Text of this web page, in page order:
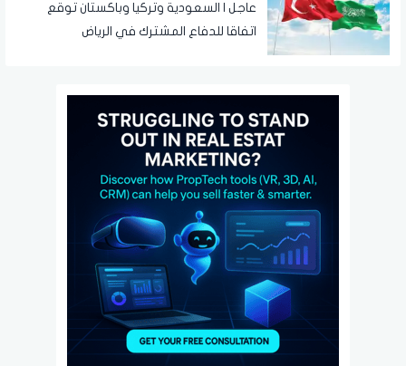
عاجل | السعودية وتركيا وباكستان توقع
اتفاقا للدفاع المشترك في الرياض